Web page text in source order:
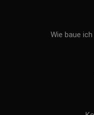
Wie baue